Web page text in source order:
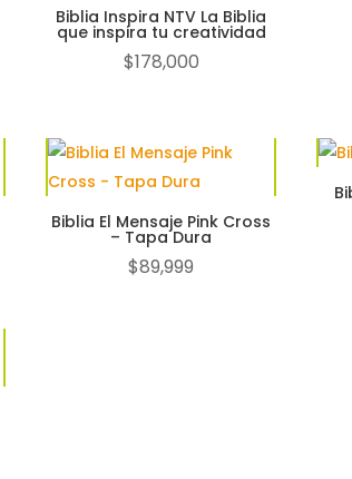
Biblia Inspira NTV La Biblia
que inspira tu creatividad
$178,000
Biblia El Mensaje Pink Cross
– Tapa Dura
$89,999